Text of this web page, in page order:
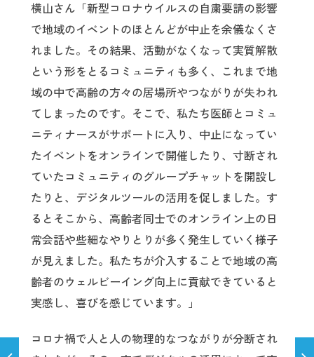
横山さん「新型コロナウイルスの自粛要請の影響
で地域のイベントのほとんどが中止を余儀なくさ
れました。その結果、活動がなくなって実質解散
という形をとるコミュニティも多く、これまで地
域の中で高齢の方々の居場所やつながりが失われ
てしまったのです。そこで、私たち医師とコミュ
ニティナースがサポートに入り、中止になってい
たイベントをオンラインで開催したり、寸断され
ていたコミュニティのグループチャットを開設し
たりと、デジタルツールの活用を促しました。す
るとそこから、高齢者同士でのオンライン上の日
常会話や些細なやりとりが多く発生していく様子
が見えました。私たちが介入することで地域の高
齢者のウェルビーイング向上に貢献できていると
実感し、喜びを感じています。」
コロナ禍で人と人の物理的なつながりが分断され